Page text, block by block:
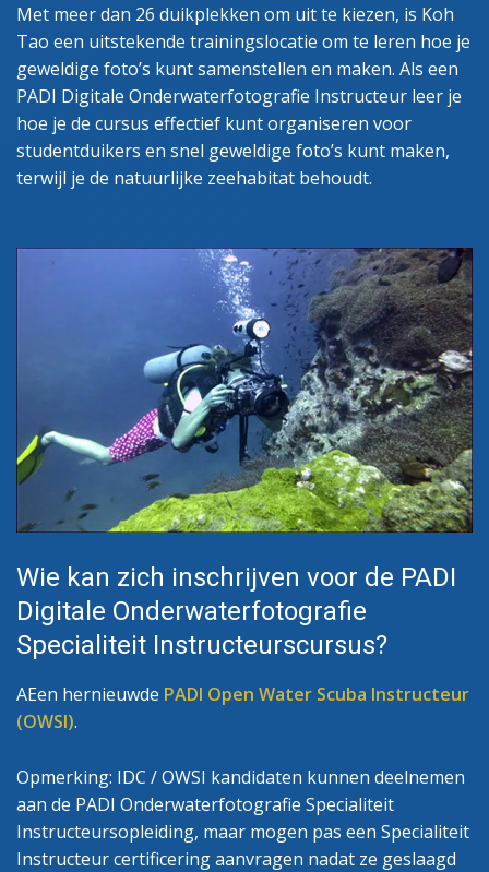
Met meer dan 26 duikplekken om uit te kiezen, is Koh
Tao een uitstekende trainingslocatie om te leren hoe je
geweldige foto’s kunt samenstellen en maken. Als een
PADI Digitale Onderwaterfotografie Instructeur leer je
hoe je de cursus effectief kunt organiseren voor
studentduikers en snel geweldige foto’s kunt maken,
terwijl je de natuurlijke zeehabitat behoudt.
Wie kan zich inschrijven voor de PADI
Digitale Onderwaterfotografie
Specialiteit Instructeurscursus?
AEen hernieuwde PADI Open Water Scuba Instructeur
(OWSI).
Opmerking: IDC / OWSI kandidaten kunnen deelnemen
aan de PADI Onderwaterfotografie Specialiteit
Instructeursopleiding, maar mogen pas een Specialiteit
Instructeur certificering aanvragen nadat ze geslaagd